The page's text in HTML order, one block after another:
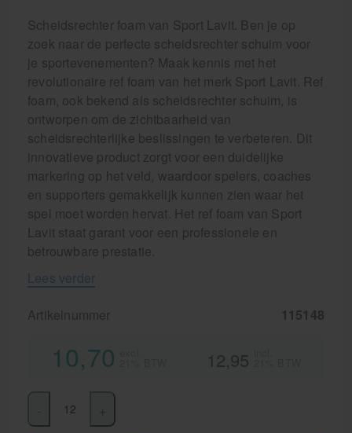
Scheidsrechter foam van Sport Lavit. Ben je op
zoek naar de perfecte scheidsrechter schuim voor
je sportevenementen? Maak kennis met het
revolutionaire ref foam van het merk Sport Lavit. Ref
foam, ook bekend als scheidsrechter schuim, is
ontworpen om de zichtbaarheid van
scheidsrechterlijke beslissingen te verbeteren. Dit
innovatieve product zorgt voor een duidelijke
markering op het veld, waardoor spelers, coaches
en supporters gemakkelijk kunnen zien waar het
spel moet worden hervat. Het ref foam van Sport
Lavit staat garant voor een professionele en
betrouwbare prestatie.
Lees verder
Artikelnummer 115148
10,70 12,95